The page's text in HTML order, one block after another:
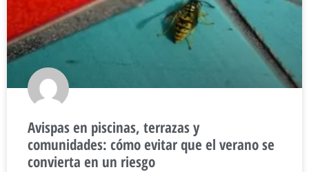
Avispas en piscinas, terrazas y
comunidades: cómo evitar que el verano se
convierta en un riesgo